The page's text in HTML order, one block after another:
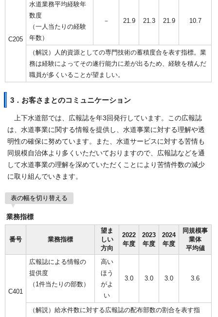
C205
水道業務平均経験年
数度
（一人当たりの経験
年数）
－ 21.9 21.3 21.9 10.7
（解説）人的資源としての専門技術の蓄積度合を表す指標。業
務は経験によってその遂行能力に差が出るため、経験を積んだ
職員が多くいることが望ましい。
3．お客さまとのコミュニケーション
上下水道部では、広報誌を年3回発行しています。この広報誌
は、水道事業に関する情報を提供し、水道事業に対する理解や透
明性の確保に努めています。また、水道サービスに対する苦情も
同規模自治体より多くいただいておりますので、広報誌などを通
して水道事業の理解を深めていただくことにより苦情件数の減少
に取り組んでいきます。
表の幅を切り替える
業務指標
番号 業務指標
望ま
しい
方向
2022
年度
2023
年度
2024
年度
同規模事
業体
平均値
C401
広報誌による情報の
提供度
（1件当たりの部数）
高い
ほう
がよ
い
3.0 3.0 3.0 3.6
（解説）給水件数に対する広報誌の配布部数の割合を表す指